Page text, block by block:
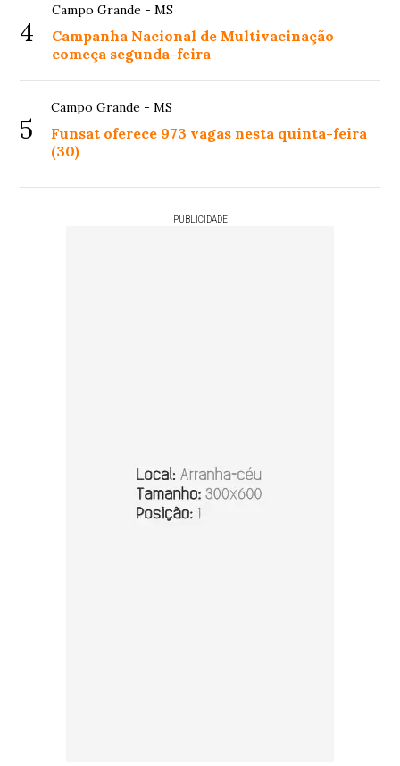
4
Campo Grande - MS
Campanha Nacional de Multivacinação
começa segunda-feira
5
Campo Grande - MS
Funsat oferece 973 vagas nesta quinta-feira
(30)
PUBLICIDADE